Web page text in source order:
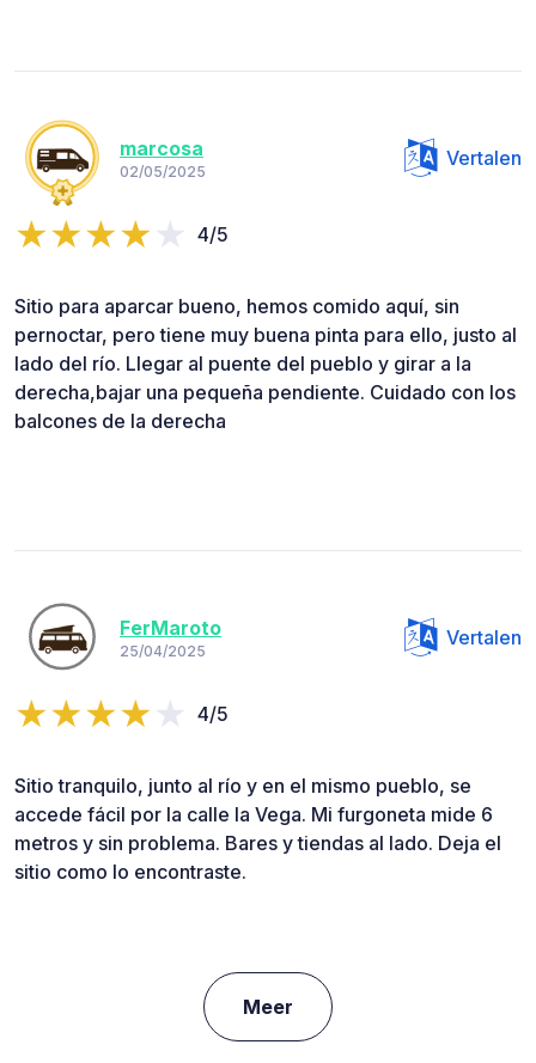
marcosa
02/05/2025
Vertalen
4/5
Sitio para aparcar bueno, hemos comido aquí, sin
pernoctar, pero tiene muy buena pinta para ello, justo al
lado del río. Llegar al puente del pueblo y girar a la
derecha,bajar una pequeña pendiente. Cuidado con los
balcones de la derecha
FerMaroto
25/04/2025
Vertalen
4/5
Sitio tranquilo, junto al río y en el mismo pueblo, se
accede fácil por la calle la Vega. Mi furgoneta mide 6
metros y sin problema. Bares y tiendas al lado. Deja el
sitio como lo encontraste.
Meer